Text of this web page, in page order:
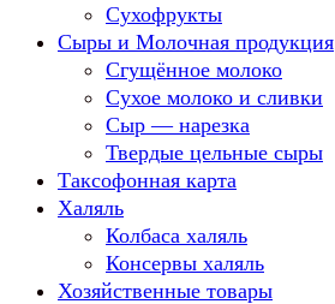
Сухофрукты
Сыры и Молочная продукция
Сгущённое молоко
Сухое молоко и сливки
Сыр — нарезка
Твердые цельные сыры
Таксофонная карта
Халяль
Колбаса халяль
Консервы халяль
Хозяйственные товары